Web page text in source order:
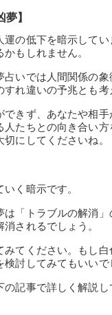
】
の低下を暗示して
もしれません。
いでは人間関係の
れ違いの予兆とも考
きず、あなたや相
たちとの向き合い
にしてくださいね。
く暗示です。
「トラブルの解消
されるでしょう。
てください。もし
討してみてもいいで
記事で詳しく解説